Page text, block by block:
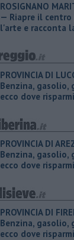
ROSIGNANO
— Riapre il centro
l'arte e racconta
PROVINCIA DI
Benzina, gasolio,
ecco dove
PROVINCIA DI
Benzina, gasolio,
ecco dove
PROVINCIA DI
Benzina, gasolio,
ecco dove